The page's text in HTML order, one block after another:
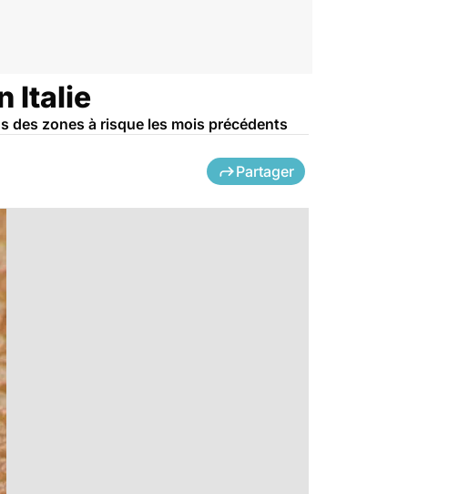
Italie
des zones à risque les mois précédents
Partager